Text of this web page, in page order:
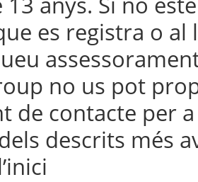
es registra o
no us pot
de contacte per
descrits més